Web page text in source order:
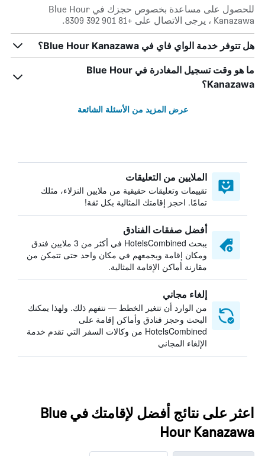
للحصول على مساعدة بخصوص حجزك في Blue Hour
Kanazawa ، يرجى الاتصال على +81 901 392 8309.
هل تتوفر خدمة الواي فاي في Blue Hour Kanazawa؟
ما هو وقت تسجيل المغادرة في Blue Hour
Kanazawa؟
عرض المزيد من الأسئلة الشائعة
الملايين من التعليقات
تقييمات وتعليقات حقيقية من ملايين النزلاء، مثلك
تمامًا. احجز إقامتك المثالية بكل ثقة!
أفضل صفقات الفنادق
يبحث HotelsCombined في أكثر من 3 ملايين فندق
ومكان إقامة ويجمعهم في مكان واحد حتى تتمكن من
مقارنة أماكن الإقامة المثالية.
إلغاء مجاني
من الوارد أن تتغير الخطط — نتفهم ذلك. ولهذا يمكنك
البحث وحجز فنادق وأماكن إقامة على
HotelsCombined من وكالات السفر التي تقدم خدمة
الإلغاء المجاني
اعثر على نتائج أفضل لإقامتك في Blue
Hour Kanazawa